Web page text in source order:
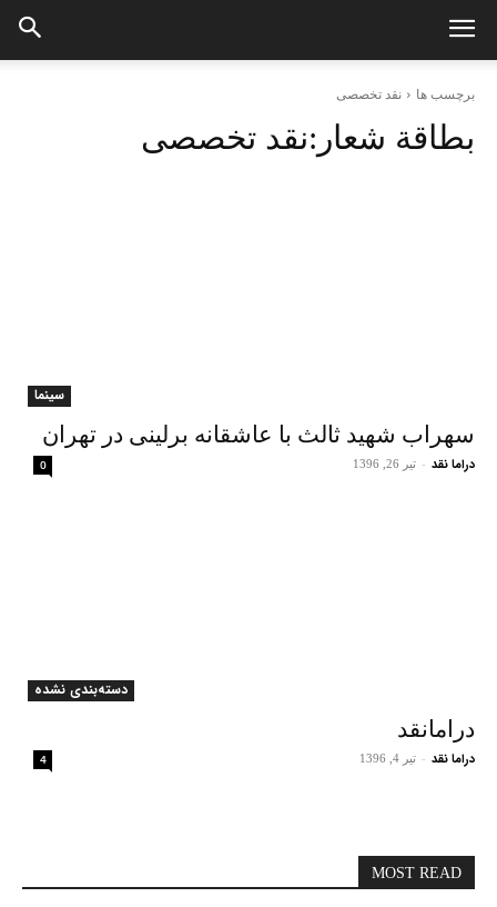
برچسب ها نقد تخصصی
بطاقة شعار:نقد تخصصی
سینما
سهراب شهید ثالث با عاشقانه برلینی در تهران
دراما نقد - تیر 26, 1396 0
دسته‌بندی نشده
درامانقد
دراما نقد - تیر 4, 1396 4
MOST READ